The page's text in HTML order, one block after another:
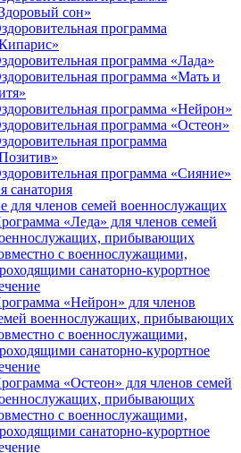
сон»
программа
программа «Лада»
программа «Мать и
программа «Нейрон»
программа «Остеон»
программа
программа «Сияние»
санатория
для членов семей военнослужащих
«Леда» для членов семей
прибывающих
с военнослужащими,
санаторно-курортное
«Нейрон» для членов
военнослужащих, прибывающих
с военнослужащими,
санаторно-курортное
«Остеон» для членов семей
прибывающих
с военнослужащими,
санаторно-курортное